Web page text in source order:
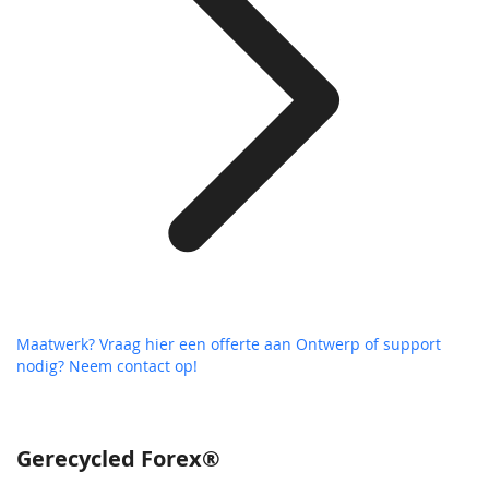
Gerecycled Forex®
Maatwerk? Vraag hier een offerte aan Ontwerp of support
nodig? Neem contact op!